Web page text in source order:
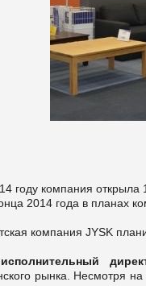
году компания открыла
2014 года в планах
компания JYSK
рынка. Несмотря